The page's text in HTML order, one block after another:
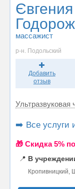
Євгения
массажист
р-н. Подольский
Добавить
отзыв
Ультразвуковая
➡️ Все услуги
🎁 Cкидка 5%
📍 В
Кропивницкий,